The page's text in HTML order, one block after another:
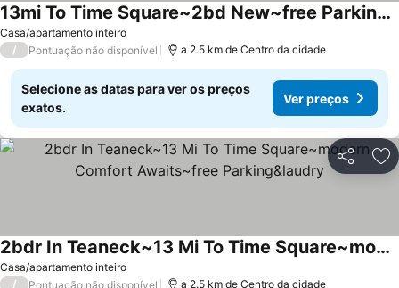
Casa/apartamento inteiro
13mi To Time Square~2bd New~free Parking~laundry~pet Friendly~workout Equipement
Ver preços
/ Pontuação não disponível a 2.5 km de Centro da cidade
Selecione as datas para ver os preços
exatos.
Ver preços
Partilhar
Casa/apartamento inteiro
2bdr In Teaneck~13 Mi To Time Square~modern Comfort Awaits~free Parking&laudry
Ver preços
/ Pontuação não disponível a 2.5 km de Centro da cidade